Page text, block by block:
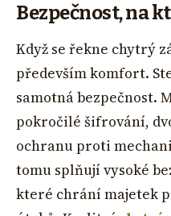
Bezpečnost, na
Když se řekne chytrý
především komfort.
samotná bezpečnost.
pokročilé šifrování,
ochranu proti
tomu splňují vysoké
které chrání majetek